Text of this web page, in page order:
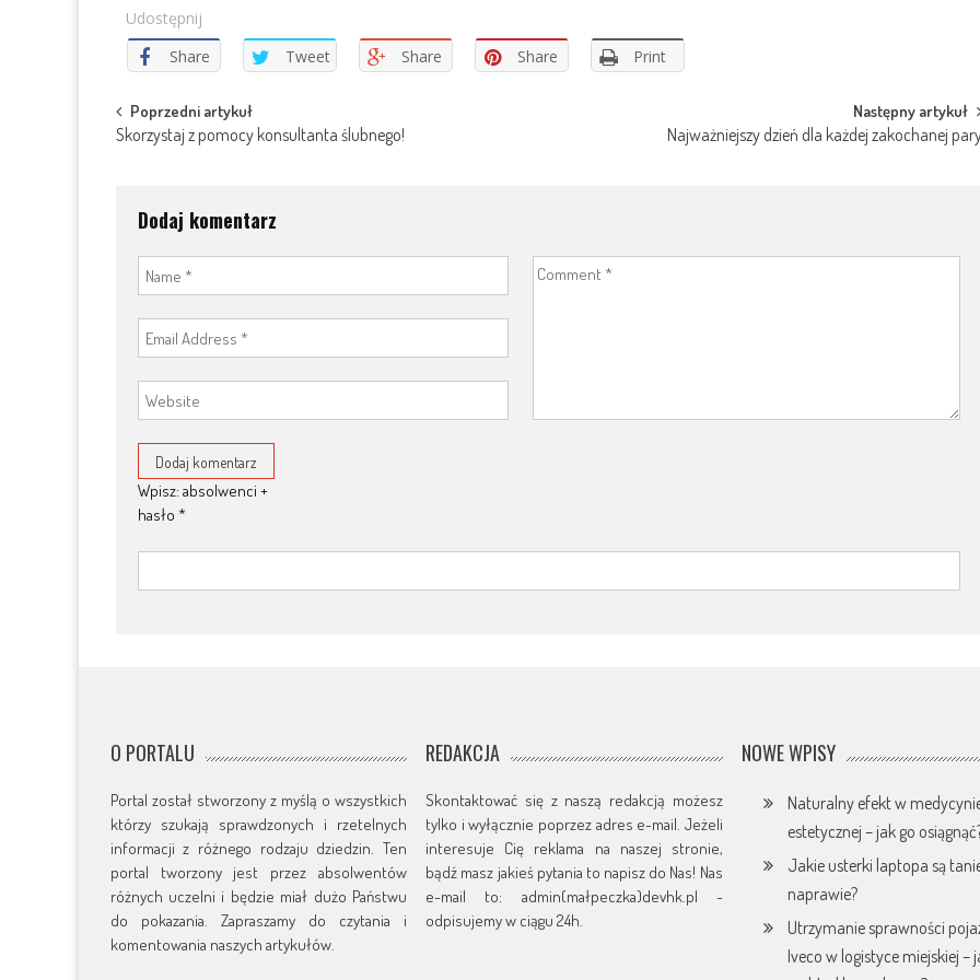
Udostępnij
Share
Tweet Share Share Print
Post
Poprzedni artykuł
Skorzystaj z pomocy konsultanta ślubnego!
Następny artykuł
Najważniejszy dzień dla każdej zakochanej
Dodaj komentarz
Wpisz: absolwenci +
hasło *
O PORTALU
Portal został stworzony z myślą o wszystkich
którzy szukają sprawdzonych i rzetelnych
informacji z różnego rodzaju dziedzin. Ten
portal tworzony jest przez absolwentów
różnych uczelni i będzie miał dużo Państwu
do pokazania. Zapraszamy do czytania i
komentowania naszych artykułów.
REDAKCJA
Skontaktować się z naszą redakcją możesz
tylko i wyłącznie poprzez adres e-mail. Jeżeli
interesuje Cię reklama na naszej stronie,
bądź masz jakieś pytania to napisz do Nas! Nas
e-mail to: admin(małpeczka)devhk.pl -
odpisujemy w ciągu 24h.
NOWE WPISY
Naturalny efekt w
estetycznej – jak go
Jakie usterki laptopa są
naprawie?
Utrzymanie sprawności
Iveco w logistyce miejskiej –